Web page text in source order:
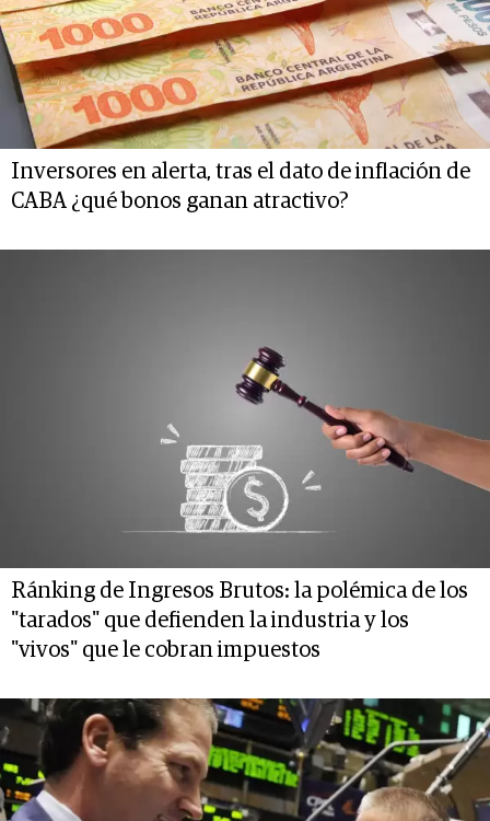
Inversores en alerta, tras el dato de inflación de
CABA ¿qué bonos ganan atractivo?
Ránking de Ingresos Brutos: la polémica de los
"tarados" que defienden la industria y los
"vivos" que le cobran impuestos